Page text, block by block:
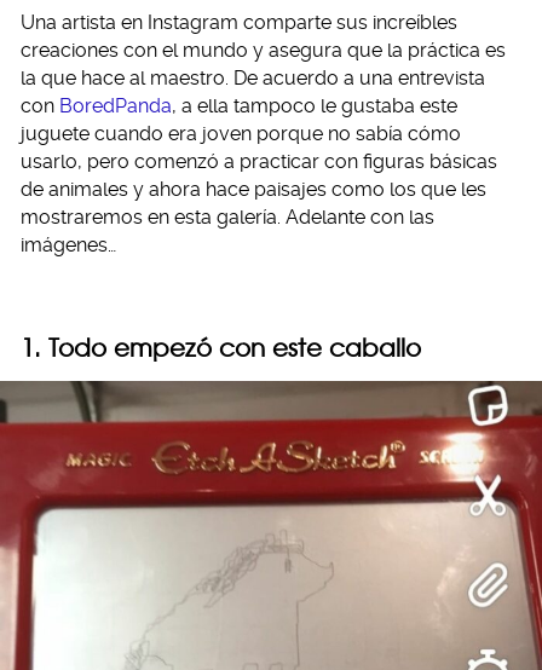
Una artista en Instagram comparte sus increíbles
creaciones con el mundo y asegura que la práctica es
la que hace al maestro. De acuerdo a una entrevista
con BoredPanda, a ella tampoco le gustaba este
juguete cuando era joven porque no sabía cómo
usarlo, pero comenzó a practicar con figuras básicas
de animales y ahora hace paisajes como los que les
mostraremos en esta galería. Adelante con las
imágenes…
1. Todo empezó con este caballo